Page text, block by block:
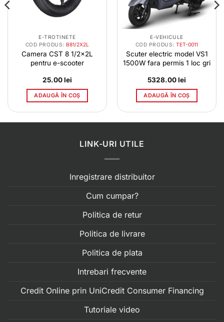
E-TROTINETE
COD PRODUS: B81/2X2L
Camera CST 8 1/2x2L
pentru e-scooter
25.00lei
ADAUGĂ ÎN COȘ
E-VEHICULE
COD PRODUS:TET-0011
Scuter electric model VS1
1500W fara permis 1 loc gri
5328.00lei
ADAUGĂ ÎN COȘ
LINK-URI UTILE
Inregistrare distribuitor
Cum cumpar?
Politica de retur
Politica de livrare
Politica de plata
Intrebari frecvente
Credit Online prin UniCredit Consumer Financing
Tutoriale video